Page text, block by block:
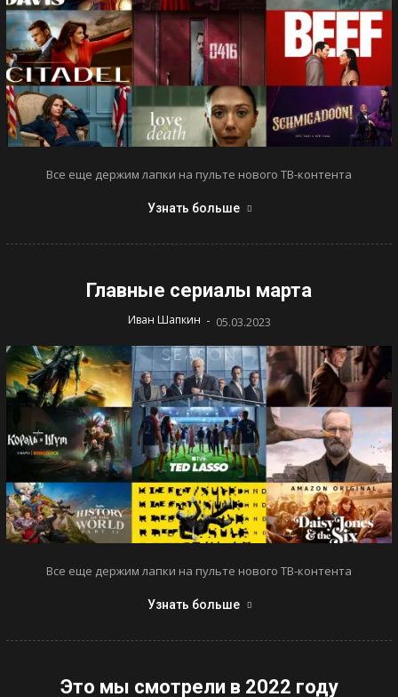
Все еще держим лапки на пульте нового ТВ-контента
Узнать больше
Главные сериалы марта
Иван Шапкин - 05.03.2023
Все еще держим лапки на пульте нового ТВ-контента
Узнать больше
Это мы смотрели в 2022 году